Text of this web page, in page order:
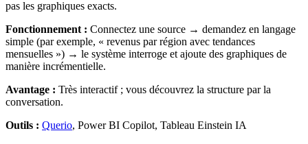
pas les graphiques exacts.
Fonctionnement : Connectez une source → demandez en langage
simple (par exemple, « revenus par région avec tendances
mensuelles ») → le système interroge et ajoute des graphiques de
manière incrémentielle.
Avantage : Très interactif ; vous découvrez la structure par la
conversation.
Outils : Querio, Power BI Copilot, Tableau Einstein IA